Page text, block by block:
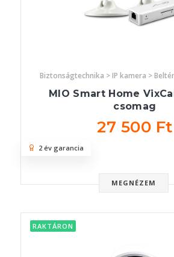
Biztonságtechnika > IP kamera >
MIO Smart Home
csomag
27 500 Ft
MEGNÉZEM
2 év garancia
RAKTÁRON